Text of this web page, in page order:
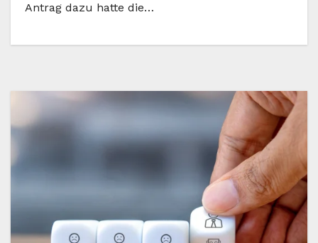
Antrag dazu hatte die…